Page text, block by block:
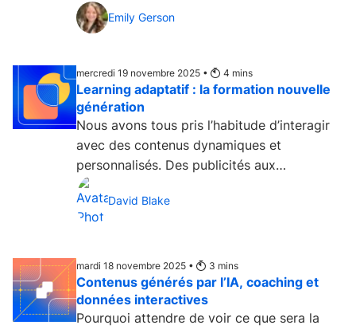
talents...Emily Gerson
mercredi 19 novembre 2025 • 4 mins
Learning adaptatif : la formation nouvelle
génération
Nous avons tous pris l’habitude d’interagir
avec des contenus dynamiques et
personnalisés. Des publicités aux
plateformes de streaming en...
David Blake
mardi 18 novembre 2025 • 3 mins
Contenus générés par l’IA, coaching et
données interactives
Pourquoi attendre de voir ce que sera la